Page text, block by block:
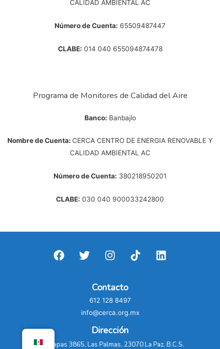
CALIDAD AMBIENTAL
AC
Número de Cuenta: 65509487447
CLABE: 014 040 655094874478
Programa de Monitores de Calidad del Aire
Banco: Banbajío
Nombre de Cuenta: CERCA CENTRO DE ENERGIA RENOVABLE Y
CALIDAD AMBIENTAL AC
Número de Cuenta: 380218950201
CLABE: 030 040 900033242800
Contacto
612 128 8497
info@cerca.org.mx
Dirección
C. Chiapas 3865, Las Palmas, 23070 La Paz, B.C.S.